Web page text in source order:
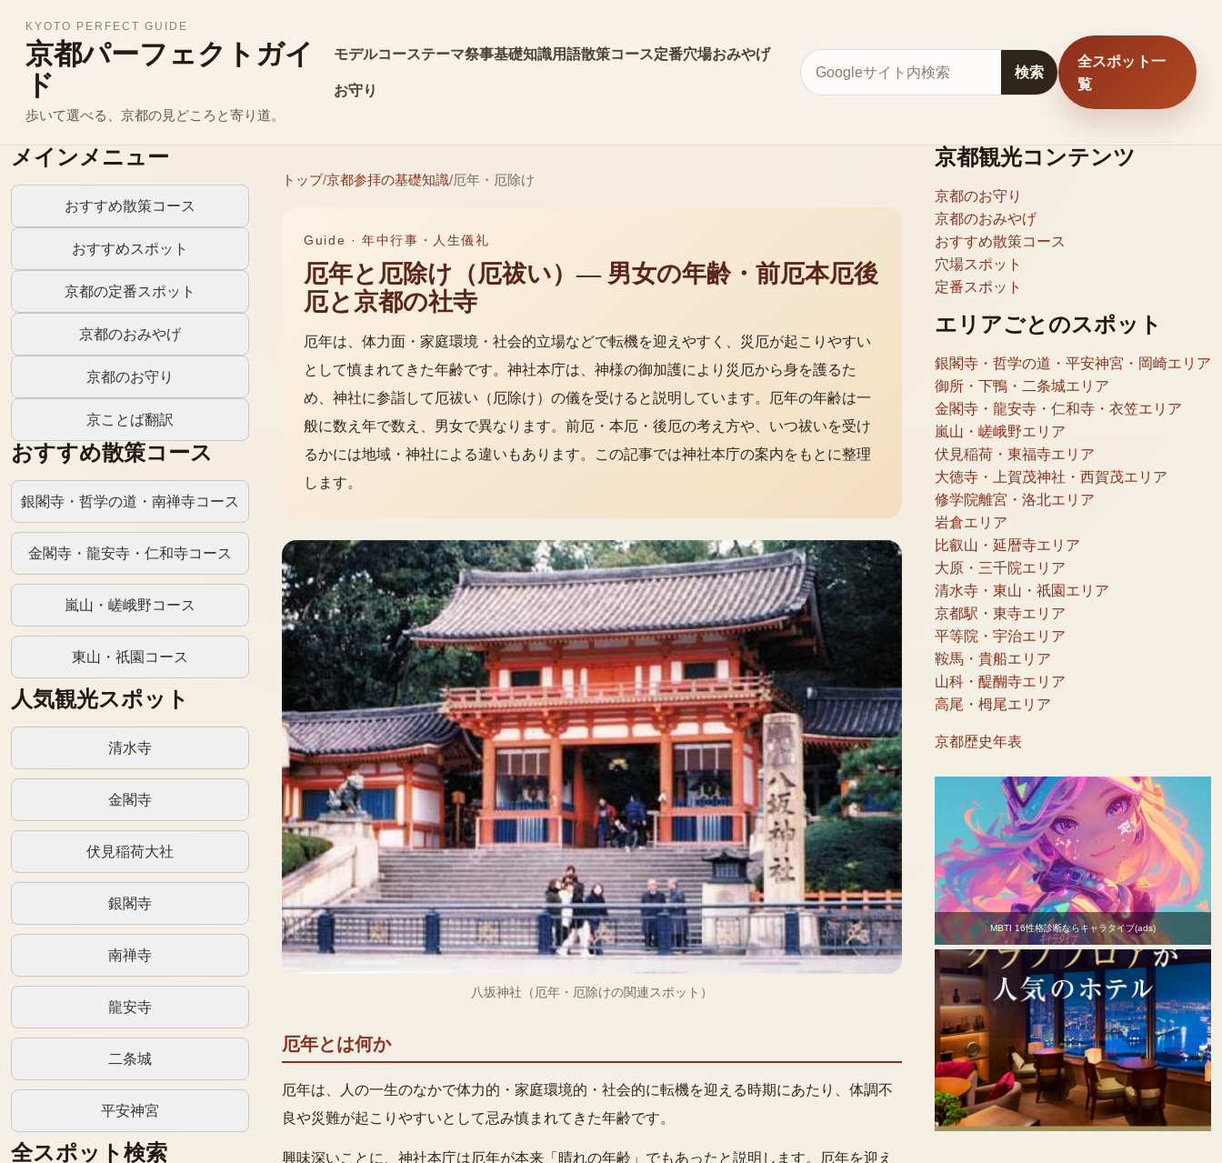
KYOTO PERFECT GUIDE
京都パーフェクトガイ
ド
歩いて選べる、京都の見どころと寄り道。
モデルコーステーマ祭事基礎知識用語散策コース定番穴場おみやげ
お守り
サイト内検索
検索
全スポット一
覧
メインメニュー
おすすめ散策コース
おすすめスポット
京都の定番スポット
京都のおみやげ
京都のお守り
京ことば翻訳
おすすめ散策コース
銀閣寺・哲学の道・南禅寺コース
金閣寺・龍安寺・仁和寺コース
嵐山・嵯峨野コース
東山・祇園コース
人気観光スポット
清水寺
金閣寺
伏見稲荷大社
銀閣寺
南禅寺
龍安寺
二条城
平安神宮
全スポット検索
トップ/京都参拝の基礎知識/厄年・厄除け
Guide ·年中行事・人生儀礼
厄年と厄除け（厄祓い）— 男女の年齢・前厄本厄後
厄と京都の社寺
厄年は、体力面・家庭環境・社会的立場などで転機を迎えやすく、災厄が起こりやすい
として慎まれてきた年齢です。神社本庁は、神様の御加護により災厄から身を護るた
め、神社に参詣して厄祓い（厄除け）の儀を受けると説明しています。厄年の年齢は一
般に数え年で数え、男女で異なります。前厄・本厄・後厄の考え方や、いつ祓いを受け
るかには地域・神社による違いもあります。この記事では神社本庁の案内をもとに整理
します。
八坂神社（厄年・厄除けの関連スポット）
厄年とは何か
厄年は、人の一生のなかで体力的・家庭環境的・社会的に転機を迎える時期にあたり、体調不
良や災難が起こりやすいとして忌み慎まれてきた年齢です。
興味深いことに、神社本庁は厄年が本来「晴れの年齢」でもあったと説明します。厄年を迎え
京都観光コンテンツ
京都のお守り
京都のおみやげ
おすすめ散策コース
穴場スポット
定番スポット
エリアごとのスポット
銀閣寺・哲学の道・平安神宮・岡崎エリア
御所・下鴨・二条城エリア
金閣寺・龍安寺・仁和寺・衣笠エリア
嵐山・嵯峨野エリア
伏見稲荷・東福寺エリア
大徳寺・上賀茂神社・西賀茂エリア
修学院離宮・洛北エリア
岩倉エリア
比叡山・延暦寺エリア
大原・三千院エリア
清水寺・東山・祇園エリア
京都駅・東寺エリア
平等院・宇治エリア
鞍馬・貴船エリア
山科・醍醐寺エリア
高尾・栂尾エリア
京都歴史年表
MBTI 16性格診断ならキャラタイプ(ads)